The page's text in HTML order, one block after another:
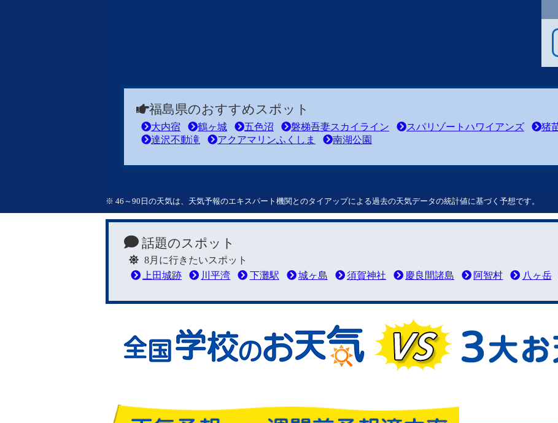
福島県のおすすめスポット
大内宿 鶴ヶ城 五色沼 磐梯吾妻スカイライン スパリゾートハワイアンズ 猪
達沢不動滝
アクアマリンふくしま 南湖公園
※ 46～90日の天気は、天気予報のエキスパート機関とのタイアップによる過去の天気データの統計値に基づく予想です。
話題のスポット
8月に行きたいスポット
上田城跡
川平湾 下灘駅 城ヶ島 須賀神社 慶良間諸島 阿智村 八ヶ岳